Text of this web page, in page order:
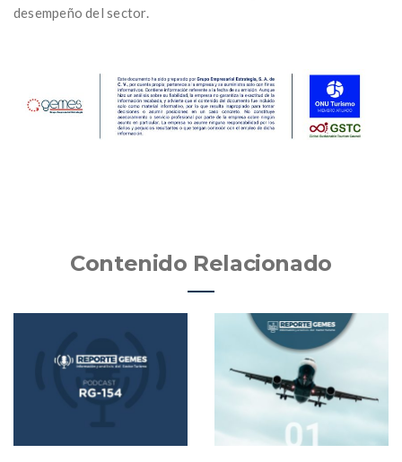
desempeño del sector.
Contenido Relacionado